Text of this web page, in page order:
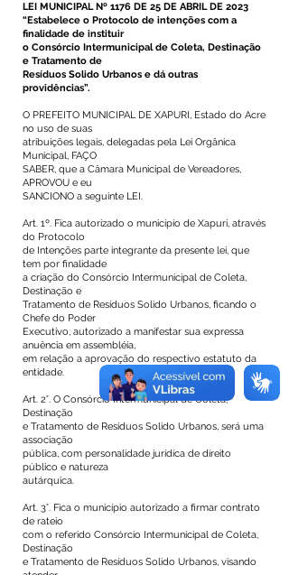
LEI MUNICIPAL Nº 1176 DE 25 DE ABRIL DE 2023
“Estabelece o Protocolo de intenções com a
finalidade de instituir
o Consórcio Intermunicipal de Coleta, Destinação
e Tratamento de
Resíduos Solido Urbanos e dá outras
providências”.
O PREFEITO MUNICIPAL DE XAPURI, Estado do Acre
no uso de suas
atribuições legais, delegadas pela Lei Orgânica
Municipal, FAÇO
SABER, que a Câmara Municipal de Vereadores,
APROVOU e eu
SANCIONO a seguinte LEI.
Art. 1º. Fica autorizado o município de Xapuri, através
do Protocolo
de Intenções parte integrante da presente lei, que
tem por finalidade
a criação do Consórcio Intermunicipal de Coleta,
Destinação e
Tratamento de Resíduos Solido Urbanos, ficando o
Chefe do Poder
Executivo, autorizado a manifestar sua expressa
anuência em assembléia,
em relação a aprovação do respectivo estatuto da
entidade.
Art. 2°. O Consórcio Intermunicipal de Coleta,
Destinação
e Tratamento de Resíduos Solido Urbanos, será uma
associação
pública, com personalidade jurídica de direito
público e natureza
autárquica.
Art. 3°. Fica o município autorizado a firmar contrato
de rateio
com o referido Consórcio Intermunicipal de Coleta,
Destinação
e Tratamento de Resíduos Solido Urbanos, visando